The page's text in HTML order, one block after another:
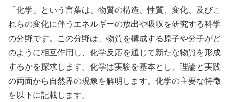
「化学」という言葉は、物質の構造、性質、変化、及びこ
れらの変化に伴うエネルギーの放出や吸収を研究する科学
の分野です。この分野は、物質を構成する原子や分子がど
のように相互作用し、化学反応を通じて新たな物質を形成
するかを探求します。化学は実験を基本とし、理論と実践
の両面から自然界の現象を解明します。化学の主要な特徴
を以下に記載します。